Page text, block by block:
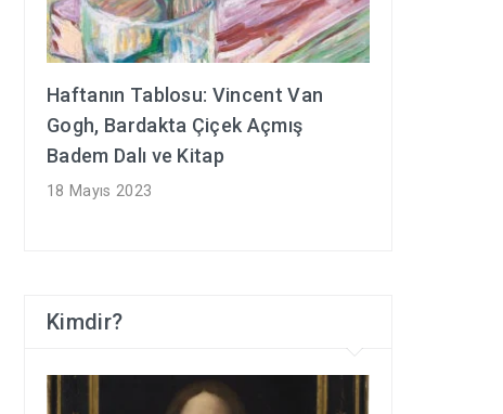
Haftanın Tablosu: Vincent Van
Gogh, Bardakta Çiçek Açmış
Badem Dalı ve Kitap
18 Mayıs 2023
Kimdir?